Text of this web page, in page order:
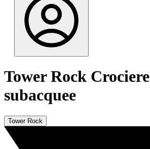
Tower Rock Crociere
subacquee
Tower Rock